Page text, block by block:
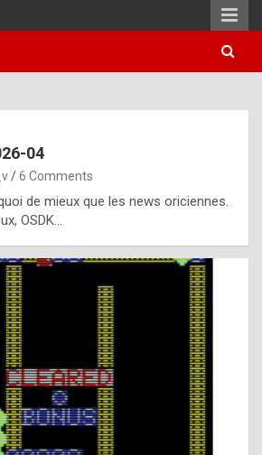
i
u
l
y
d
i
04
6 Comments
de mieux que les news oriciennes.
OSDK…